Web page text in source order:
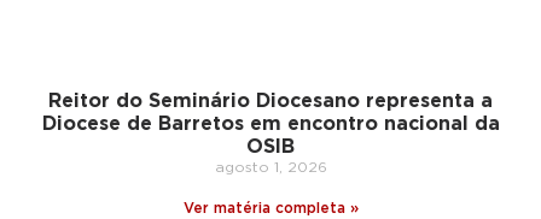
Reitor do Seminário Diocesano representa a
Diocese de Barretos em encontro nacional da
OSIB
agosto 1, 2026
Ver matéria completa »